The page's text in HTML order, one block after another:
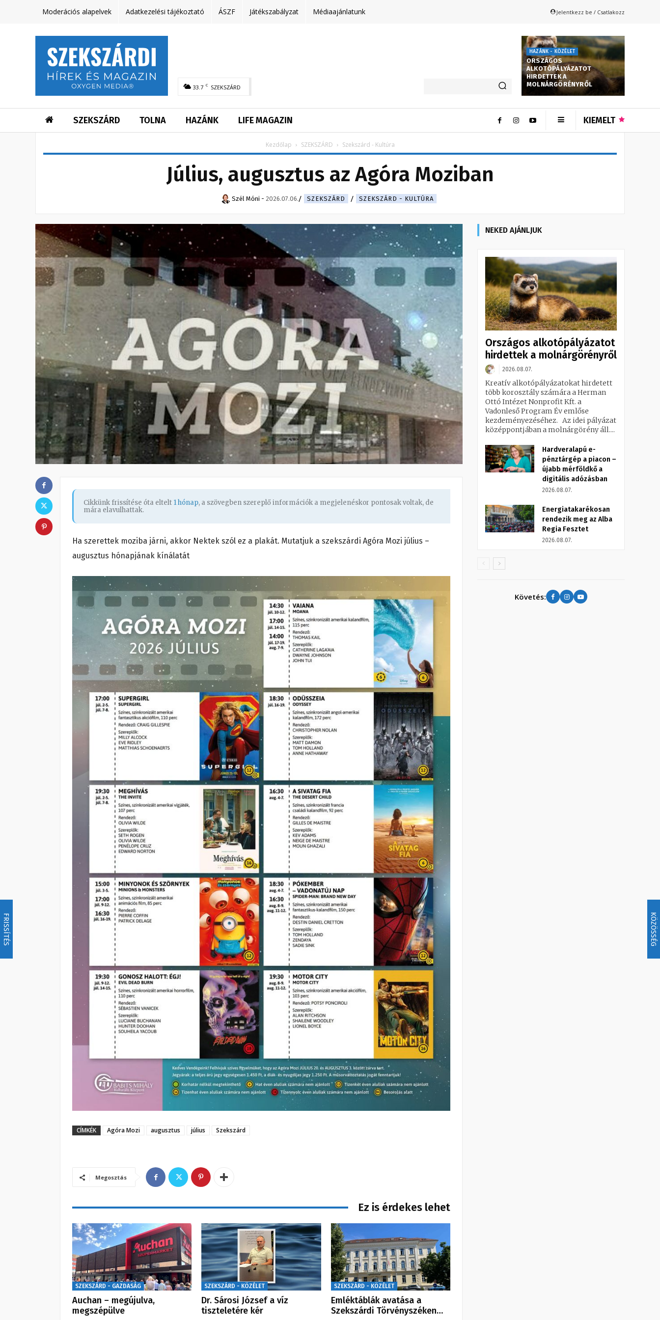
FRISSÍTÉS KÖZÖSSÉG
Moderációs alapelvek Adatkezelési tájékoztató ÁSZF Játékszabályzat Médiaajánlatunk Jelentkezz be / Csatlakozz
33.7 C SZEKSZÁRD
HAZÁNK - KÖZÉLET
ORSZÁGOS
ALKOTÓPÁLYÁZATOT
HIRDETTEK A
MOLNÁRGÖRÉNYRŐL
SZEKSZÁRD TOLNA HAZÁNK LIFE MAGAZIN KIEMELT
Kezdőlap SZEKSZÁRD Szekszárd - Kultúra
Július, augusztus az Agóra Moziban
Szél Móni - 2026.07.06. SZEKSZÁRD SZEKSZÁRD - KULTÚRA
Cikkünk frissítése óta eltelt 1 hónap, a szövegben szereplő információk a megjelenéskor pontosak voltak, de
mára elavulhattak.
Ha szerettek moziba járni, akkor Nektek szól ez a plakát. Mutatjuk a szekszárdi Agóra Mozi július –
augusztus hónapjának kínálatát
CÍMKÉK Agóra Mozi augusztus július Szekszárd
Megosztás
Ez is érdekes lehet
SZEKSZÁRD - GAZDASÁG
Auchan – megújulva,
megszépülve
SZEKSZÁRD - KÖZÉLET
Dr. Sárosi József a víz
tiszteletére kér
SZEKSZÁRD - KÖZÉLET
Emléktáblák avatása a
Szekszárdi Törvényszéken…
NEKED AJÁNLJUK
Országos alkotópályázatot
hirdettek a molnárgörényről
2026.08.07.
Kreatív alkotópályázatokat hirdetett
több korosztály számára a Herman
Ottó Intézet Nonprofit Kft. a
Vadonleső Program Év emlőse
kezdeményezéséhez. Az idei pályázat
középpontjában a molnárgörény áll....
Hardveralapú e-
pénztárgép a piacon –
újabb mérföldkő a
digitális adózásban
2026.08.07.
Energiatakarékosan
rendezik meg az Alba
Regia Fesztet
2026.08.07.
Követés: